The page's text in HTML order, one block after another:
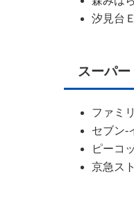
汐見台
スーパ
ファミ
セブン-
ピーコ
京急ス